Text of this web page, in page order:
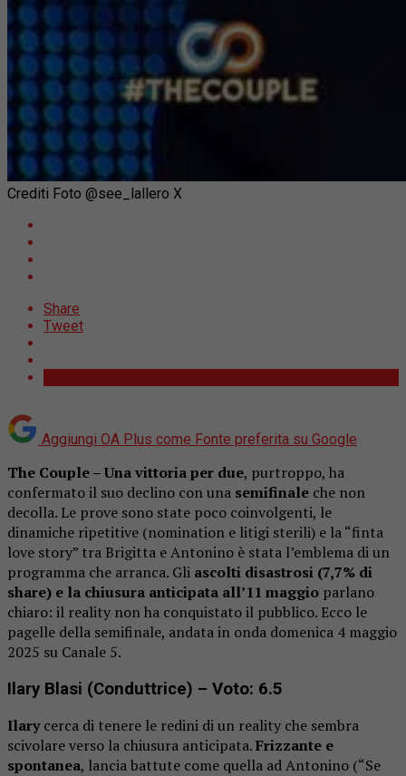
Crediti Foto @see_lallero X
Share
Tweet
Aggiungi OA Plus come Fonte preferita su Google
The Couple – Una vittoria per due, purtroppo, ha
confermato il suo declino con una semifinale che non
decolla. Le prove sono state poco coinvolgenti, le
dinamiche ripetitive (nomination e litigi sterili) e la “finta
love story” tra Brigitta e Antonino è stata l’emblema di un
programma che arranca. Gli ascolti disastrosi (7,7% di
share) e la chiusura anticipata all’11 maggio parlano
chiaro: il reality non ha conquistato il pubblico. Ecco le
pagelle della semifinale, andata in onda domenica 4 maggio
2025 su Canale 5.
Ilary Blasi (Conduttrice) – Voto: 6.5
Ilarycerca di tenere le redini di un reality che sembra
scivolare verso la chiusura anticipata.Frizzante e
spontanea, lancia battute come quella ad Antonino (“Se